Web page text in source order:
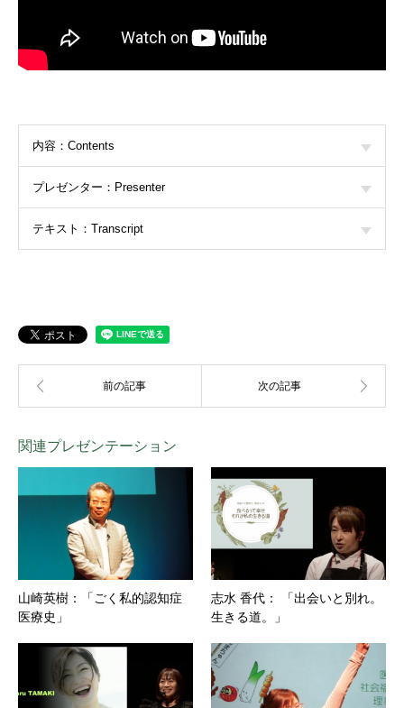
内容：Contents
プレゼンター：Presenter
テキスト：Transcript
関連プレゼンテーション
山崎英樹：「ごく私的認知症
医療史」
志水 香代： 「出会いと別れ。
生きる道。」